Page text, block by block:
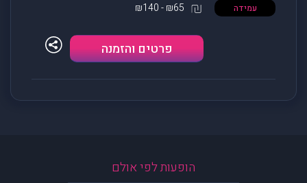
עמידה ₪65 - ₪140
פרטים והזמנה
הופעות לפי אולם